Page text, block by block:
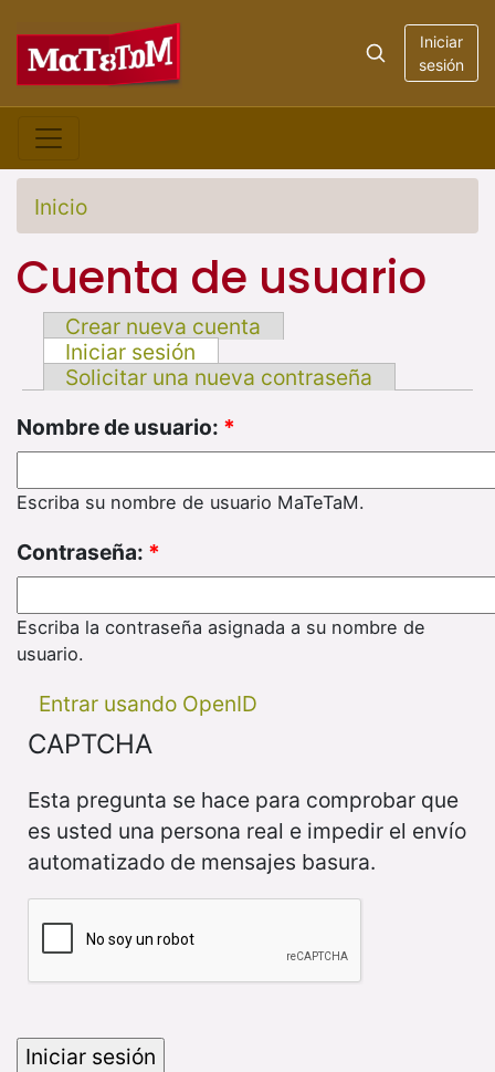
Iniciar
sesión
Inicio
Cuenta de usuario
Crear nueva cuenta
Iniciar sesión
Solicitar una nueva contraseña
Nombre de usuario: *
Escriba su nombre de usuario MaTeTaM.
Contraseña: *
Escriba la contraseña asignada a su nombre de
usuario.
Entrar usando OpenID
CAPTCHA
Esta pregunta se hace para comprobar que
es usted una persona real e impedir el envío
automatizado de mensajes basura.